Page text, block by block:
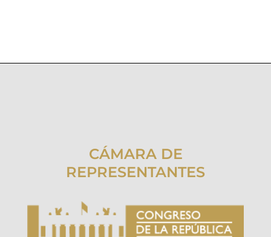
CÁMARA DE
REPRESENTANTES